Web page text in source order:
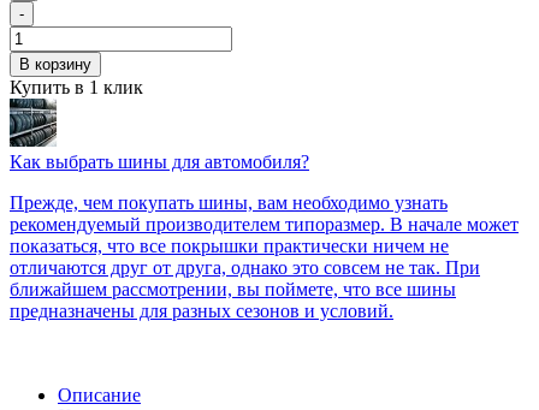
-
В корзину
Купить в 1 клик
Как выбрать шины для автомобиля?
Прежде, чем покупать шины, вам необходимо узнать
рекомендуемый производителем типоразмер. В начале может
показаться, что все покрышки практически ничем не
отличаются друг от друга, однако это совсем не так. При
ближайшем рассмотрении, вы поймете, что все шины
предназначены для разных сезонов и условий.
Описание